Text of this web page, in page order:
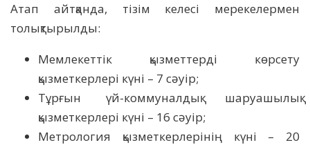
Атап айтқанда, тізім келесі мерекелермен
толықтырылды:
Мемлекеттік қызметтерді көрсету
қызметкерлері күні – 7 сәуір;
Тұрғын үй-коммуналдық шаруашылық
қызметкерлері күні – 16 сәуір;
Метрология қызметкерлерінің күні – 20